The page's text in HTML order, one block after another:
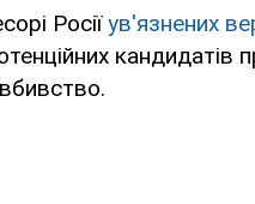
Росіїув'язнених
кандидатів